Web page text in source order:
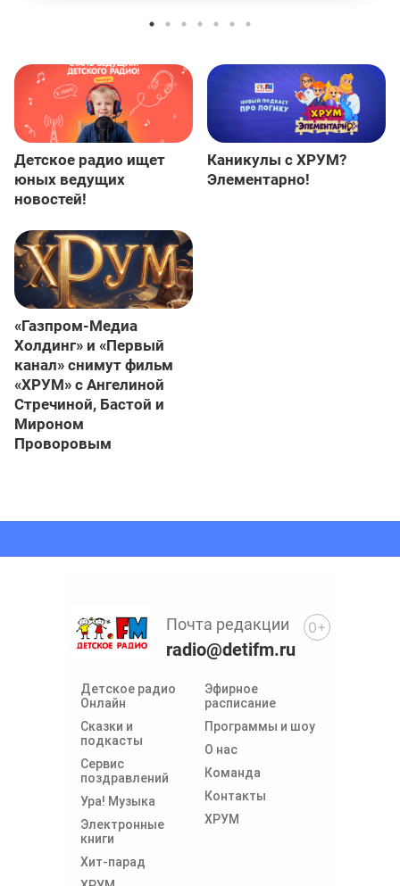
Детское радио ищет
юных ведущих
новостей!
Каникулы с ХРУМ?
Элементарно!
«Газпром-Медиа
Холдинг» и «Первый
канал» снимут фильм
«ХРУМ» с Ангелиной
Стречиной, Бастой и
Мироном
Проворовым
Детское радио
Онлайн
Сказки и
подкасты
Сервис
поздравлений
Ура! Музыка
Электронные
книги
Хит-парад
Эфирное
расписание
Программы и шоу
О нас
Команда
Контакты
ХРУМ
Почта редакции
radio@detifm.ru
0+